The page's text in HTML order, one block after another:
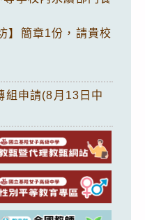
】簡章1份，請貴校
組申請(8月13日中